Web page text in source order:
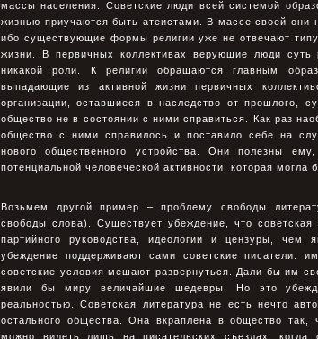
массы населения. Советские люди всей системой
жизнью приучаются быть атеистами. В массе своей они
ибо существующие формы религии уже не отвечают
жизни. В первичных коллективах верующие люди суть
никакой роли. К религии обращаются главным
выпадающие из активной жизни первичных
организации, оставшиеся в наследство от прошлого,
общество не в состоянии с ними справиться. Как раз
общество с ними справилось и поставило себе на
нового общественного устройства. Они полезны
потенциальной человеческой активности, которая могла
Возьмем другой пример – проблему свободы
свободы слова). Существует убеждение, что советская
партийного руководства, идеологии и цензуры, чем
убеждение поддерживают сами советские писатели:
советские условия мешают развернуться. Дали бы им
явили бы миру величайшие шедевры. Но это
реальностью. Советская литература не есть нечто
остального общества. Она вкраплена в общество так,
можно видеть лишь на писательских съездах, когда